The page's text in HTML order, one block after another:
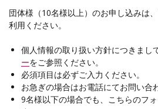
団体様（10名様以上）のお申し込みは
利用ください。
個人情報の取り扱い方針につきまして
ーをご参照ください。
必須項目は必ずご入力ください。
お急ぎの場合はお電話にてお問い合
9名様以下の場合でも、こちらのフ